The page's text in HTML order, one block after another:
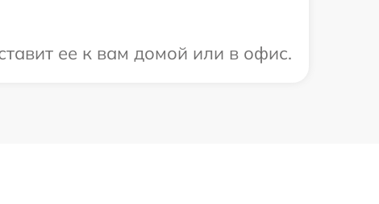
ее к вам домой или в офис.